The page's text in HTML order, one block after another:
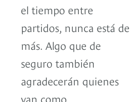
el tiempo entre
partidos, nunca está de
más. Algo que de
seguro también
agradecerán quienes
van como